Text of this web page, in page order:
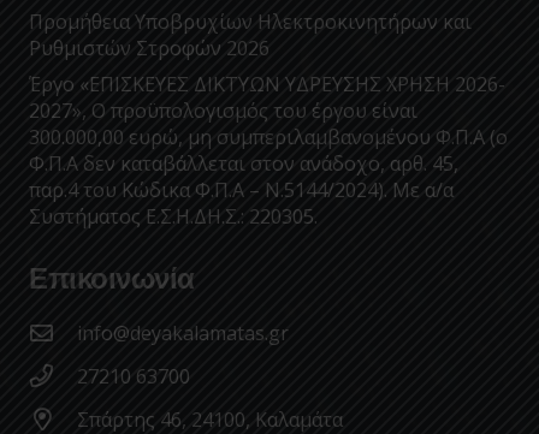
Προμήθεια Υποβρυχίων Ηλεκτροκινητήρων και
Ρυθμιστών Στροφών 2026
Έργο «ΕΠΙΣΚΕΥΕΣ ΔΙΚΤΥΩΝ ΥΔΡΕΥΣΗΣ ΧΡΗΣΗ 2026-
2027», Ο προϋπολογισμός του έργου είναι
300.000,00 ευρώ, μη συμπεριλαμβανομένου Φ.Π.Α (ο
Φ.Π.Α δεν καταβάλλεται στον ανάδοχο, αρθ. 45,
παρ.4 του Κώδικα Φ.Π.Α – Ν.5144/2024). Με α/α
Συστήματος Ε.Σ.Η.ΔΗ.Σ.: 220305.
Επικοινωνία
info@deyakalamatas.gr
27210 63700
Σπάρτης 46, 24100, Καλαμάτα